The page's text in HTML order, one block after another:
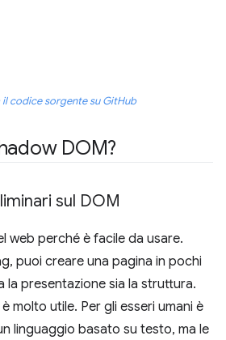
il codice sorgente su GitHub
DOM?
sul DOM
web perché è facile da usare.
puoi creare una pagina in pochi
la presentazione sia la struttura.
molto utile. Per gli esseri umani è
linguaggio basato su testo, ma le